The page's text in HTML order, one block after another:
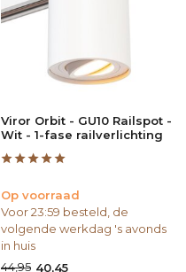
Viror Orbit - GU10 Railspot -
Wit - 1-fase railverlichting
Op voorraad
Voor 23:59 besteld, de
volgende werkdag 's avonds
in huis
44,95 40,45